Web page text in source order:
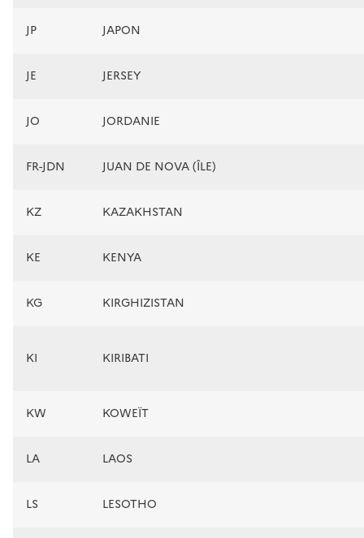
JP JAPON
JE JERSEY
JO JORDANIE
FR-JDN JUAN DE NOVA (ÎLE)
KZ KAZAKHSTAN
KE KENYA
KG KIRGHIZISTAN
KI KIRIBATI
KW KOWEÏT
LA LAOS
LS LESOTHO